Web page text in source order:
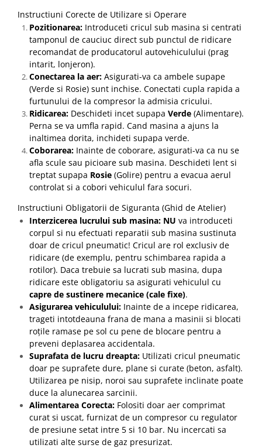
Instructiuni Corecte de Utilizare si Operare
Pozitionarea: Introduceti cricul sub masina si centrati
tamponul de cauciuc direct sub punctul de ridicare
recomandat de producatorul autovehiculului (prag
intarit, lonjeron).
Conectarea la aer: Asigurati-va ca ambele supape
(Verde si Rosie) sunt inchise. Conectati cupla rapida a
furtunului de la compresor la admisia cricului.
Ridicarea: Deschideti incet supapa Verde (Alimentare).
Perna se va umfla rapid. Cand masina a ajuns la
inaltimea dorita, inchideti supapa verde.
Coborarea: Inainte de coborare, asigurati-va ca nu se
afla scule sau picioare sub masina. Deschideti lent si
treptat supapa Rosie (Golire) pentru a evacua aerul
controlat si a cobori vehiculul fara socuri.
Instructiuni Obligatorii de Siguranta (Ghid de Atelier)
Interzicerea lucrului sub masina: NU va introduceti
corpul si nu efectuati reparatii sub masina sustinuta
doar de cricul pneumatic! Cricul are rol exclusiv de
ridicare (de exemplu, pentru schimbarea rapida a
rotilor). Daca trebuie sa lucrati sub masina, dupa
ridicare este obligatoriu sa asigurati vehiculul cu
capre de sustinere mecanice (cale fixe).
Asigurarea vehiculului: Inainte de a incepe ridicarea,
trageti intotdeauna frana de mana a masinii si blocati
roțile ramase pe sol cu pene de blocare pentru a
preveni deplasarea accidentala.
Suprafata de lucru dreapta: Utilizati cricul pneumatic
doar pe suprafete dure, plane si curate (beton, asfalt).
Utilizarea pe nisip, noroi sau suprafete inclinate poate
duce la alunecarea sarcinii.
Alimentarea Corecta: Folositi doar aer comprimat
curat si uscat, furnizat de un compresor cu regulator
de presiune setat intre 5 si 10 bar. Nu incercati sa
utilizati alte surse de gaz presurizat.